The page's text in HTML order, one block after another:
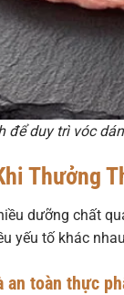
để duy trì vóc
Thưởng
dưỡng chất
yếu tố khác
an toàn thực